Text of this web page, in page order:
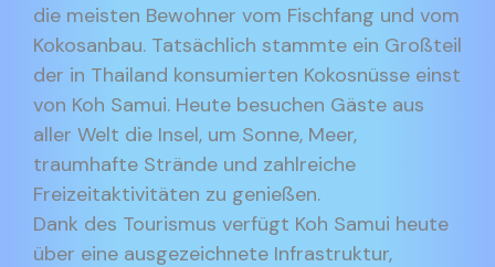
die meisten Bewohner vom Fischfang und vom
Kokosanbau. Tatsächlich stammte ein Großteil
der in Thailand konsumierten Kokosnüsse einst
von Koh Samui. Heute besuchen Gäste aus
aller Welt die Insel, um Sonne, Meer,
traumhafte Strände und zahlreiche
Freizeitaktivitäten zu genießen.
Dank des Tourismus verfügt Koh Samui heute
über eine ausgezeichnete Infrastruktur,